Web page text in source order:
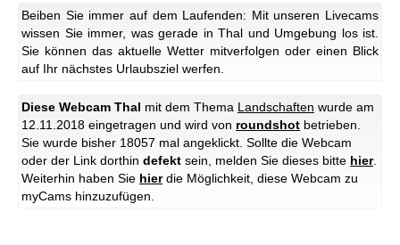
Beiben Sie immer auf dem Laufenden: Mit unseren Livecams
wissen Sie immer, was gerade in Thal und Umgebung los ist.
Sie können das aktuelle Wetter mitverfolgen oder einen Blick
auf Ihr nächstes Urlaubsziel werfen.
Diese Webcam Thal mit dem Thema Landschaften wurde am
12.11.2018 eingetragen und wird von roundshot betrieben.
Sie wurde bisher 18057 mal angeklickt. Sollte die Webcam
oder der Link dorthin defekt sein, melden Sie dieses bitte hier.
Weiterhin haben Sie hierdie Möglichkeit, diese Webcam zu
myCams hinzuzufügen.